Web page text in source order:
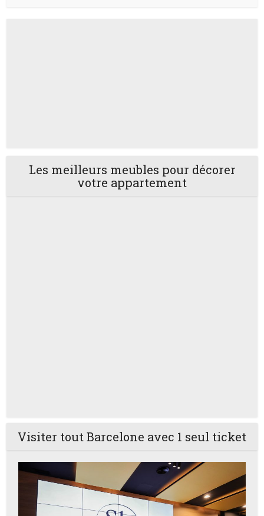
Les meilleurs meubles pour décorer
votre appartement
Visiter tout Barcelone avec 1 seul ticket